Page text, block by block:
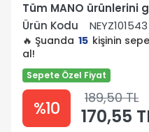
Tüm MANO ürünlerini
Ürün Kodu
NEYZ101543
🔥 Şuanda 15 kişinin
al!
Sepete Özel Fiyat
%10 189,50 TL
170,55